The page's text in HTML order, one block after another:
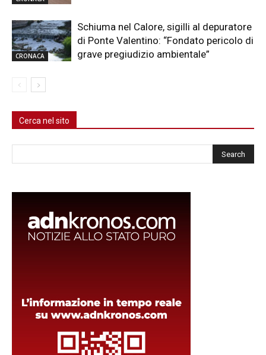
CRONACA
Schiuma nel Calore, sigilli al depuratore
di Ponte Valentino: “Fondato pericolo di
grave pregiudizio ambientale”
Cerca nel sito